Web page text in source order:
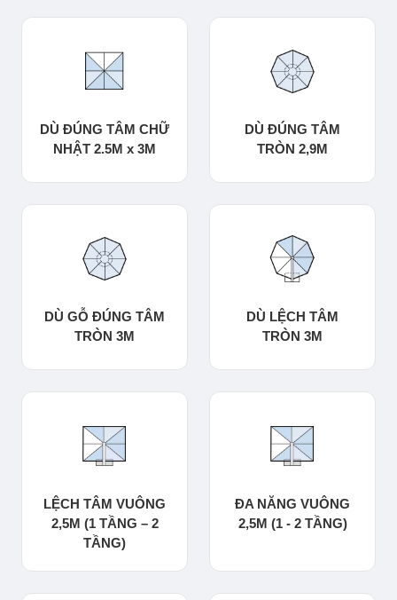
DÙ ĐÚNG TÂM CHỮ
NHẬT 2.5M x 3M
DÙ ĐÚNG TÂM
TRÒN 2,9M
DÙ GỖ ĐÚNG TÂM
TRÒN 3M
DÙ LỆCH TÂM
TRÒN 3M
LỆCH TÂM VUÔNG
2,5M (1 TẦNG – 2
TẦNG)
ĐA NĂNG VUÔNG
2,5M (1 - 2 TẦNG)